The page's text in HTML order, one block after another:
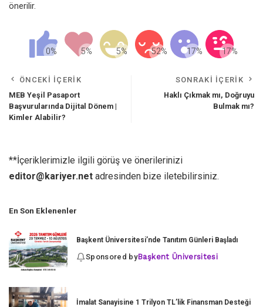
önerilir.
ÖNCEKI İÇERIK
MEB Yeşil Pasaport
Başvurularında Dijital Dönem |
Kimler Alabilir?
SONRAKI İÇERIK
Haklı Çıkmak mı, Doğruyu
Bulmak mı?
**İçeriklerimizle ilgili görüş ve önerilerinizi
editor@kariyer.net adresinden bize iletebilirsiniz.
En Son Eklenenler
Başkent Üniversitesi’nde Tanıtım Günleri Başladı
Sponsored byBaşkent Üniversitesi
İmalat Sanayisine 1 Trilyon TL’lik Finansman Desteği